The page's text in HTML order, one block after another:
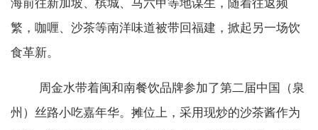
海前往新加坡、槟城、马六甲等地谋生，随着往返频
繁，咖喱、沙茶等南洋味道被带回福建，掀起另一场饮
食革新。
周金水带着闽和南餐饮品牌参加了第二届中国（泉
州）丝路小吃嘉年华。摊位上，采用现炒的沙茶酱作为